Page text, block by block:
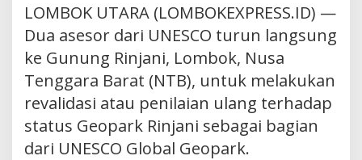
LOMBOK UTARA (LOMBOKEXPRESS.ID) —
Dua asesor dari UNESCO turun langsung
ke Gunung Rinjani, Lombok, Nusa
Tenggara Barat (NTB), untuk melakukan
revalidasi atau penilaian ulang terhadap
status Geopark Rinjani sebagai bagian
dari UNESCO Global Geopark.